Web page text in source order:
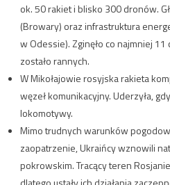
ok. 50 rakiet i blisko 300 dronów.
(Browary) oraz infrastruktura
w Odessie). Zginęło co najmniej
zostało rannych.
W Mikołajowie rosyjska rakieta
węzeł komunikacyjny. Uderzyła,
lokomotywy.
Mimo trudnych warunków
zaopatrzenie, Ukraińcy wznowili
pokrowskim. Tracący teren